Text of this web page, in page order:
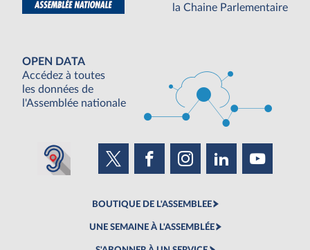
la Chaine Parlementaire
OPEN DATA
Accédez à toutes
les données de
l'Assemblée nationale
BOUTIQUE DE L'ASSEMBLEE
UNE SEMAINE À L'ASSEMBLÉE